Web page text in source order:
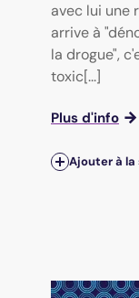
avec lui une
arrive à
la drogue",
toxic[...]
Plus d'info
Ajouter à